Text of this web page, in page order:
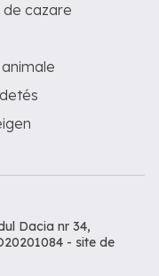
cazare
Dacia nr 34,
- site de